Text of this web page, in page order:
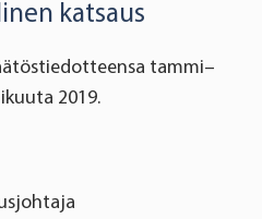
katsaus
tammi–
2019.